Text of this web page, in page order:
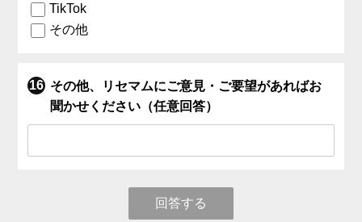
TikTok
その他
その他、リセマムにご意見・ご要望があればお
聞かせください（任意回答）
回答する